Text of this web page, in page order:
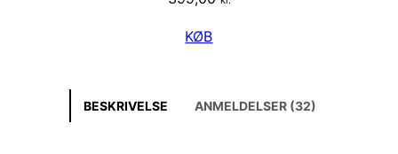
KØB
BESKRIVELSE ANMELDELSER (32)